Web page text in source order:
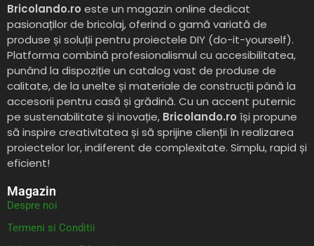
Bricolando.ro este un magazin online dedicat
pasionaților de bricolaj, oferind o gamă variată de
produse și soluții pentru proiectele DIY (do-it-yourself).
Platforma combină profesionalismul cu accesibilitatea,
punând la dispoziție un catalog vast de produse de
calitate, de la unelte și materiale de construcții până la
accesorii pentru casă și grădină. Cu un accent puternic
pe sustenabilitate și inovație, Bricolando.ro își propune
să inspire creativitatea și să sprijine clienții în realizarea
proiectelor lor, indiferent de complexitate. Simplu, rapid și
eficient!
Magazin
Despre noi
Termeni si Conditii